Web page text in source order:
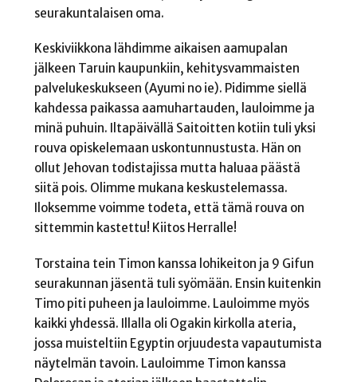
seurakuntalaisen oma.
Keskiviikkona lähdimme aikaisen aamupalan
jälkeen Taruin kaupunkiin, kehitysvammaisten
palvelukeskukseen (Ayumi no ie). Pidimme siellä
kahdessa paikassa aamuhartauden, lauloimme ja
minä puhuin. Iltapäivällä Saitoitten kotiin tuli yksi
rouva opiskelemaan uskontunnustusta. Hän on
ollut Jehovan todistajissa mutta haluaa päästä
siitä pois. Olimme mukana keskustelemassa.
Iloksemme voimme todeta, että tämä rouva on
sittemmin kastettu! Kiitos Herralle!
Torstaina tein Timon kanssa lohikeiton ja 9 Gifun
seurakunnan jäsentä tuli syömään. Ensin kuitenkin
Timo piti puheen ja lauloimme. Lauloimme myös
kaikki yhdessä. Illalla oli Ogakin kirkolla ateria,
jossa muisteltiin Egyptin orjuudesta vapautumista
näytelmän tavoin. Lauloimme Timon kanssa